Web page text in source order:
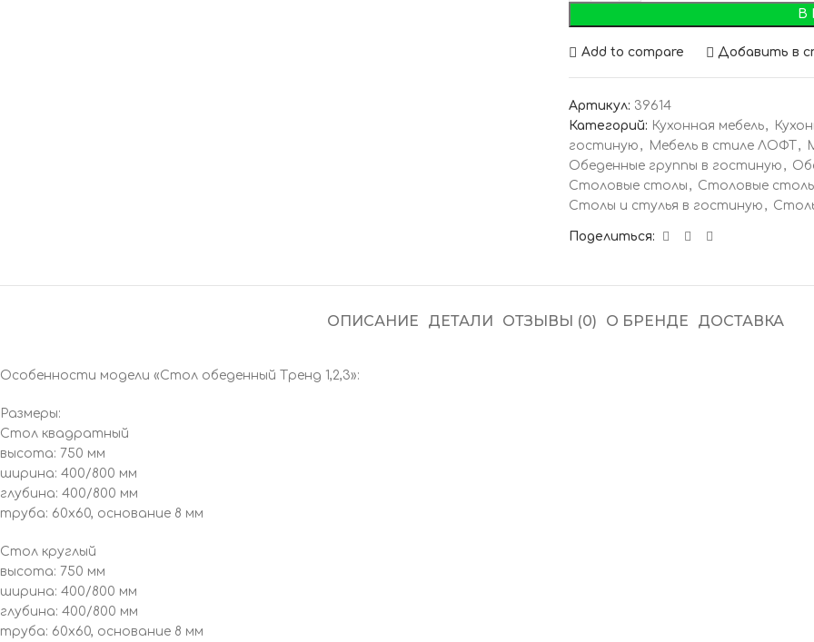
В
Add to compare Добавить в
Артикул: 39614
Категорий: Кухонная мебель,
гостиную , Мебель в стиле ЛОФТ ,
Обеденные группы в гостиную ,
Столовые столы , Столовые
Столы и стулья в гостиную ,
Поделиться:
ОПИСАНИЕ ДЕТАЛИ ОТЗЫВЫ (0) О БРЕНДЕ ДОСТАВКА
Особенности модели «Стол обеденный Тренд 1,2,3»:
Размеры:
Стол квадратный
высота: 750 мм
ширина: 400/800 мм
глубина: 400/800 мм
труба: 60х60, основание 8 мм
Стол круглый
высота: 750 мм
ширина: 400/800 мм
глубина: 400/800 мм
труба: 60х60, основание 8 мм